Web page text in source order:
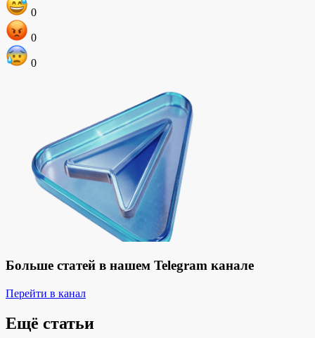
0
0
0
Больше статей в нашем Telegram канале
Перейти в канал
Ещё статьи